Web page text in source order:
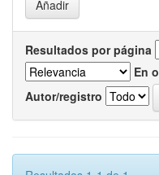
Resultados por página
En
Autor/registro